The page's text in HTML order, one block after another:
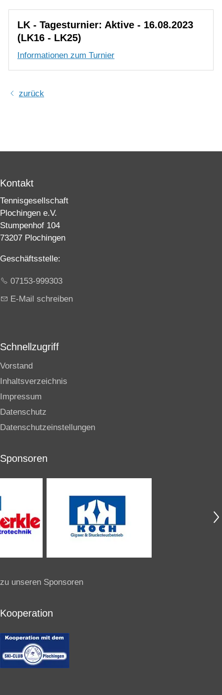
zurück
Plochingen e.V.
73207 Plochingen
Geschäftsstelle:
07153-999303
E-Mail schreiben
Schnellzugriff
Datenschutz
Datenschutzeinstellungen
Sponsoren
zu unseren Sponsoren
Buchungssystem